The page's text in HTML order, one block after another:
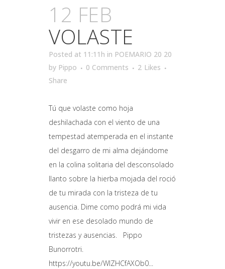
12 FEB
VOLASTE
Posted at 11:11h in POEMARIO 20 20
by Pippo 0 Comments 2 Likes
Share
Tú que volaste como hoja
deshilachada con el viento de una
tempestad atemperada en el instante
del desgarro de mi alma dejándome
en la colina solitaria del desconsolado
llanto sobre la hierba mojada del roció
de tu mirada con la tristeza de tu
ausencia. Dime como podrá mi vida
vivir en ese desolado mundo de
tristezas y ausencias. Pippo
Bunorrotri.
https://youtu.be/WIZHCfAXOb0...